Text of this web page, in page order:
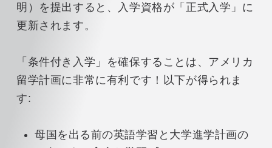
明）を提出すると、入学資格が「正式入学」に
更新されます。
「条件付き入学」を確保することは、アメリカ
留学計画に非常に有利です！以下が得られま
す:
母国を出る前の英語学習と大学進学計画の